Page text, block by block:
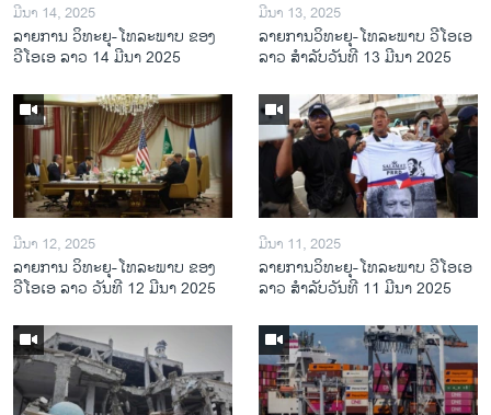
ມີນາ 14, 2025
ລາຍການ ວິທະຍຸ-ໂທລະພາບ ຂອງ
ວີໂອເອ ລາວ 14 ມີນາ 2025
ມີນາ 13, 2025
ລາຍການວິ​ທະ​ຍຸ-ໂທ​ລະ​ພາບ ວີໂອເອ
ລາວ ສຳ​ລັບ​ວັນ​ທີ 13 ມີ​ນາ 2025
ມີນາ 12, 2025
ລາຍການ ວິທະຍຸ-ໂທລະພາບ ຂອງ
ວີໂອເອ ລາວ ວັນທີ 12 ມີນາ 2025
ມີນາ 11, 2025
ລາຍການວິ​ທະ​ຍຸ-ໂທ​ລະ​ພາບ ວີໂອເອ
ລາວ ສຳ​ລັບ​ວັນ​ທີ 11 ມີ​ນາ 2025